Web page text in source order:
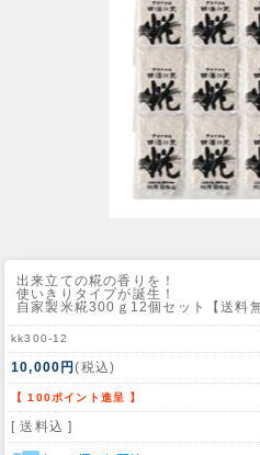
出来立ての糀の香りを！
使いきりタイプが誕生！
自家製米糀300ｇ12個セット【送料無
kk300-12
10,000円(税込)
【 100ポイント進呈 】
[ 送料込 ]